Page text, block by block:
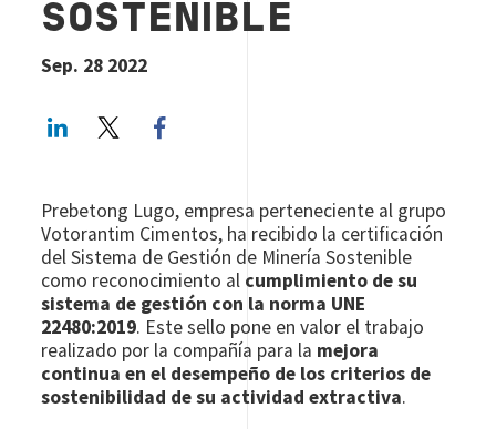
SOSTENIBLE
Sep. 28 2022
LinkedInTwitter
Prebetong Lugo, empresa perteneciente al grupo
Votorantim Cimentos, ha recibido la certificación
del Sistema de Gestión de Minería Sostenible
como reconocimiento al cumplimiento de su
sistema de gestión con la norma UNE
22480:2019. Este sello pone en valor el trabajo
realizado por la compañía para la mejora
continua en el desempeño de los criterios de
sostenibilidad de su actividad extractiva.